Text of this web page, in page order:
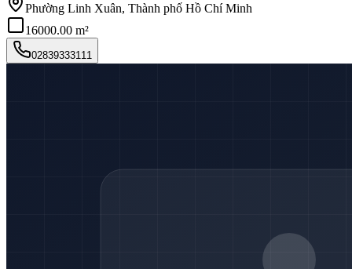
Phường Linh Xuân, Thành phố Hồ Chí Minh
16000.00 m²
02839333111